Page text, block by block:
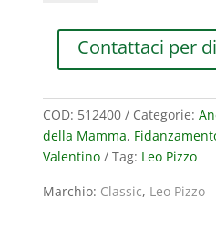
CLASSIC
ROSA
CON
DIAMANTI
quantità
Contattaci per
COD: 512400 Categorie:
della Mamma,
Valentino
Tag: Leo Pizzo
Marchio: Classic, Leo Pizzo